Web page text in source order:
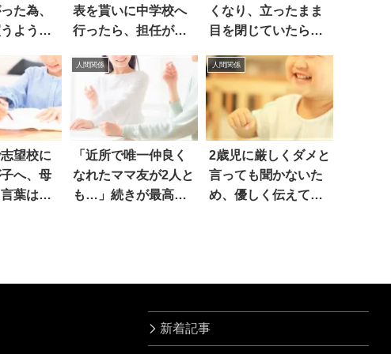
た為、
よう促
表を貰いに中学校へ
行ったら、担任が…
くなり、立ったまま
目を閉じていたら…
望校に
へ、母
言葉は…
人間関係
「近所で唯一仲良く
なれたママ友が2人と
も…」続きが最高す
人間関係
2歳児に厳しくダメと
言っても聞かないた
め、優しく伝えてみ
新着記事